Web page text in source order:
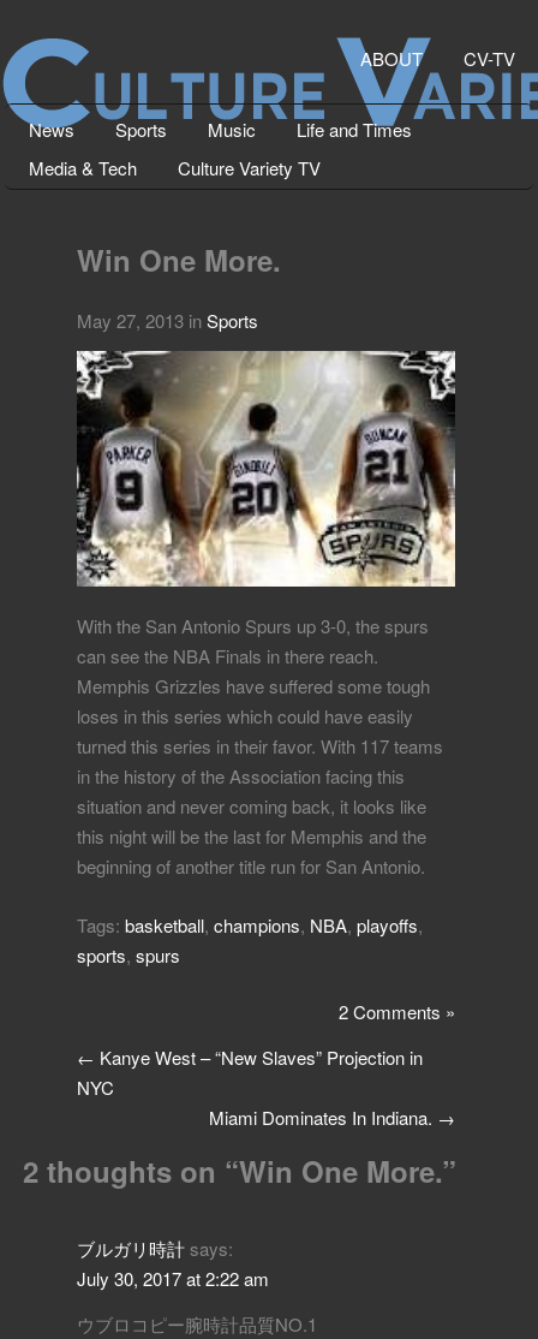
ABOUT CV-TV
News Sports Music
Life and Times
Media & Tech
Culture Variety TV
Win One More.
May 27, 2013 inSports
With the San Antonio Spurs up 3-0, the spurs
can see the NBA Finals in there reach.
Memphis Grizzles have suffered some tough
loses in this series which could have easily
turned this series in their favor. With 117 teams
in the history of the Association facing this
situation and never coming back, it looks like
this night will be the last for Memphis and the
beginning of another title run for San Antonio.
Tags: basketball, champions, NBA, playoffs,
sports, spurs
2 Comments »
← Kanye West – “New Slaves” Projection in
NYC
Miami Dominates In Indiana. →
2 thoughts on “Win One More.”
ブルガリ時計 says:
July 30, 2017 at 2:22 am
ウブロコピー腕時計品質NO.1